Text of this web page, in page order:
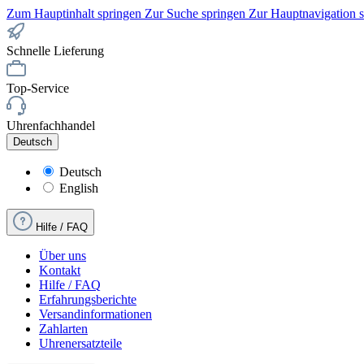
Zum Hauptinhalt springen Zur Suche springen Zur Hauptnavigation
Schnelle Lieferung
Top-Service
Uhrenfachhandel
Deutsch
Deutsch
English
Hilfe / FAQ
Über uns
Kontakt
Hilfe / FAQ
Erfahrungsberichte
Versandinformationen
Zahlarten
Uhrenersatzteile